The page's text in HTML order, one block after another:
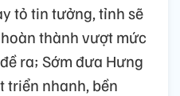
tỏ tin tưởng, tỉnh sẽ
thành vượt mức
ra; Sớm đưa Hưng
triển nhanh, bền